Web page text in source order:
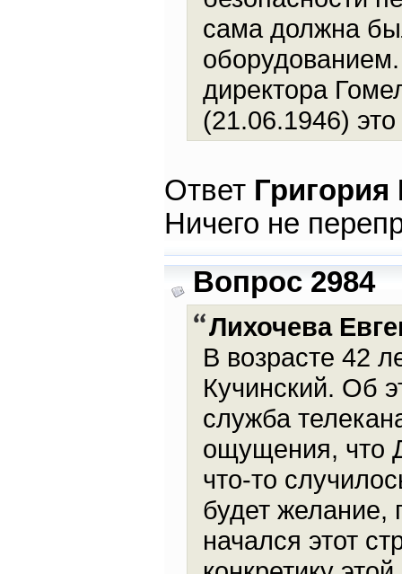
сама должна
директора
(21.06.1946)
Ответ
Ничего не
Вопрос 2984
Лихочева
В возрасте 42
Кучинский. Об
служба
ощущения, что
что-то
будет желание,
начался этот